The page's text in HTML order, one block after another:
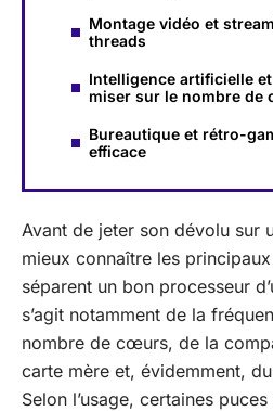
Montage vidéo et
threads
Intelligence artificielle
miser sur le nombre de
Bureautique et rétro-
efficace
Avant de jeter son dévolu sur
mieux connaître les
séparent un bon processeur
s’agit notamment de la
nombre de cœurs, de la
carte mère et, évidemment,
Selon l’usage, certaines